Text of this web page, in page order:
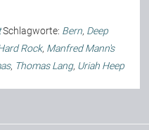
Schlagworte: Bern, Deep
Rock, Manfred Mann's
, Thomas Lang, Uriah Heep